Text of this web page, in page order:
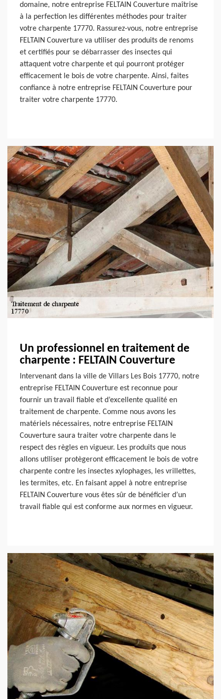
domaine, notre entreprise FELTAIN Couverture maîtrise
à la perfection les différentes méthodes pour traiter
votre charpente 17770. Rassurez-vous, notre entreprise
FELTAIN Couverture va utiliser des produits de renoms
et certifiés pour se débarrasser des insectes qui
attaquent votre charpente et qui pourront protéger
efficacement le bois de votre charpente. Ainsi, faites
confiance à notre entreprise FELTAIN Couverture pour
traiter votre charpente 17770.
Un professionnel en traitement de
charpente : FELTAIN Couverture
Intervenant dans la ville de Villars Les Bois 17770, notre
entreprise FELTAIN Couverture est reconnue pour
fournir un travail fiable et d’excellente qualité en
traitement de charpente. Comme nous avons les
matériels nécessaires, notre entreprise FELTAIN
Couverture saura traiter votre charpente dans le
respect des règles en vigueur. Les produits que nous
allons utiliser protègeront efficacement le bois de votre
charpente contre les insectes xylophages, les vrillettes,
les termites, etc. En faisant appel à notre entreprise
FELTAIN Couverture vous êtes sûr de bénéficier d’un
travail fiable qui est conforme aux normes en vigueur.